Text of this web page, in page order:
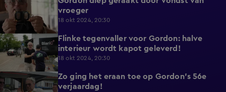
vroeger
18 okt 2024, 20:30
2:40
Flinke tegenvaller voor Gordon: halve
interieur wordt kapot geleverd!
18 okt 2024, 20:30
8:48
Zo ging het eraan toe op Gordon's 56e
verjaardag!